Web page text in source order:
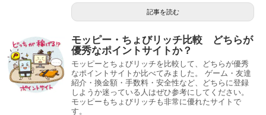
記事を読む
モッピー・ちょびリッチ比較 どちらが
優秀なポイントサイトか？
モッピーとちょびリッチを比較して、どちらが優秀
なポイントサイトか比べてみました。 ゲーム・友達
紹介・換金額・手数料・安全性など、どちらに登録
しようか迷っている人はぜひ参考にしてください。
モッピーもちょびリッチも非常に優れたサイトで
す。